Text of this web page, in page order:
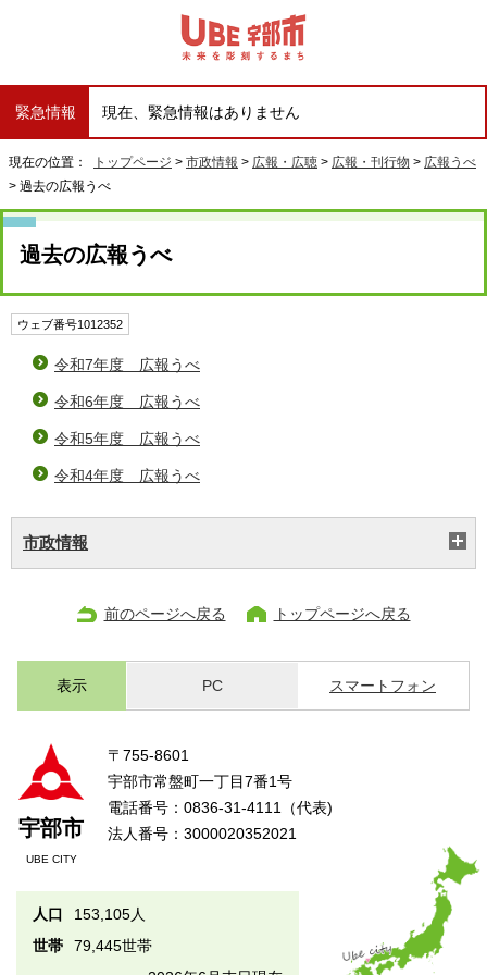
緊急情報 現在、緊急情報はありません
現在の位置： トップページ > 市政情報 > 広報・広聴 > 広報・刊行物 > 広報うべ
> 過去の広報うべ
過去の広報うべ
ウェブ番号1012352
令和7年度 広報うべ
令和6年度 広報うべ
令和5年度 広報うべ
令和4年度 広報うべ
市政情報
前のページへ戻る トップページへ戻る
表示 PC スマートフォン
宇部市
UBE CITY
〒755-8601
宇部市常盤町一丁目7番1号
電話番号：0836-31-4111（代表)
法人番号：3000020352021
人口
153,105人
世帯
79,445世帯